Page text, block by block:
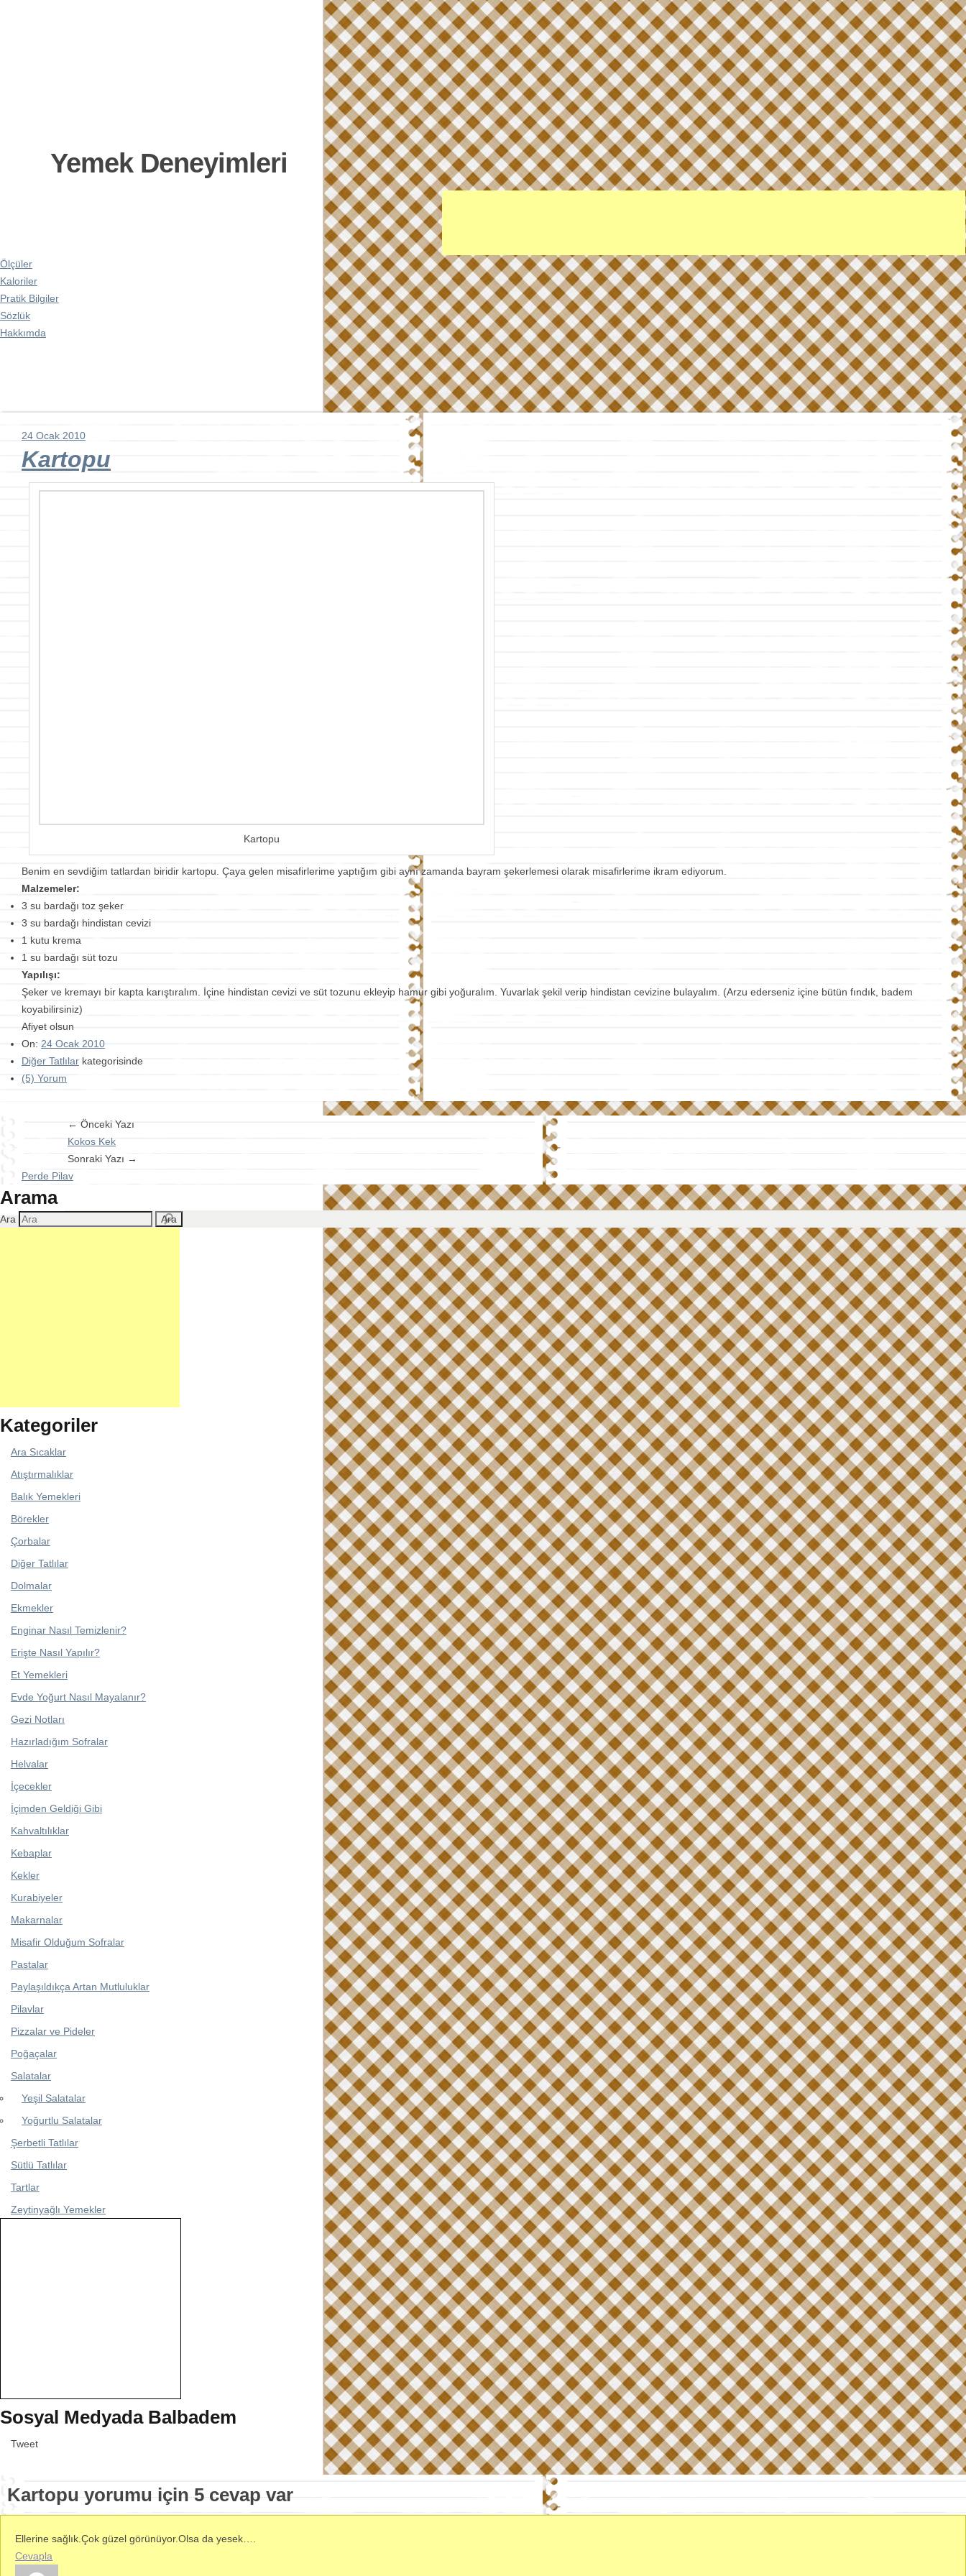
Yemek Deneyimleri
Ölçüler
Kaloriler
Pratik Bilgiler
Sözlük
Hakkımda
24 Ocak 2010
Kartopu
Kartopu
Benim en sevdiğim tatlardan biridir kartopu. Çaya gelen misafirlerime yaptığım gibi aynı zamanda bayram şekerlemesi olarak misafirlerime ikram ediyorum.
Malzemeler:
3 su bardağı toz şeker
3 su bardağı hindistan cevizi
1 kutu krema
1 su bardağı süt tozu
Yapılışı:
Şeker ve kremayı bir kapta karıştıralım. İçine hindistan cevizi ve süt tozunu ekleyip hamur gibi yoğuralım. Yuvarlak şekil verip hindistan cevizine bulayalım. (Arzu ederseniz içine bütün fındık, badem
koyabilirsiniz)
Afiyet olsun
On: 24 Ocak 2010
Diğer Tatlılar kategorisinde
(5) Yorum
← Önceki Yazı
Kokos Kek
Sonraki Yazı →
Perde Pilav
Arama
Ara
Kategoriler
Ara Sıcaklar
Atıştırmalıklar
Balık Yemekleri
Börekler
Çorbalar
Diğer Tatlılar
Dolmalar
Ekmekler
Enginar Nasıl Temizlenir?
Erişte Nasıl Yapılır?
Et Yemekleri
Evde Yoğurt Nasıl Mayalanır?
Gezi Notları
Hazırladığım Sofralar
Helvalar
İçecekler
İçimden Geldiği Gibi
Kahvaltılıklar
Kebaplar
Kekler
Kurabiyeler
Makarnalar
Misafir Olduğum Sofralar
Pastalar
Paylaşıldıkça Artan Mutluluklar
Pilavlar
Pizzalar ve Pideler
Poğaçalar
Salatalar
Yeşil Salatalar
Yoğurtlu Salatalar
Şerbetli Tatlılar
Sütlü Tatlılar
Tartlar
Zeytinyağlı Yemekler
Sosyal Medyada Balbadem
Tweet
Kartopu yorumu için 5 cevap var
Ellerine sağlık.Çok güzel görünüyor.Olsa da yesek….
Cevapla